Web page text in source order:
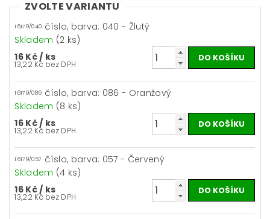
ZVOLTE VARIANTU
16179/040 číslo, barva: 040 - Žlutý
Skladem (2 ks)
16 Kč/ ks
13,22 Kč bez DPH
16179/086 číslo, barva: 086 - Oranžový
Skladem (8 ks)
16 Kč/ ks
13,22 Kč bez DPH
16179/057 číslo, barva: 057 - Červený
Skladem (4 ks)
16 Kč/ ks
13,22 Kč bez DPH